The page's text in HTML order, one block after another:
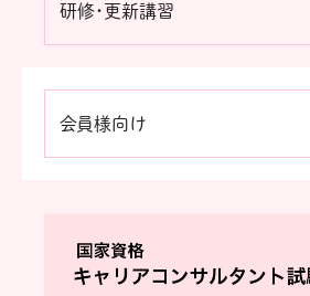
研修・更新講習
会員様向け